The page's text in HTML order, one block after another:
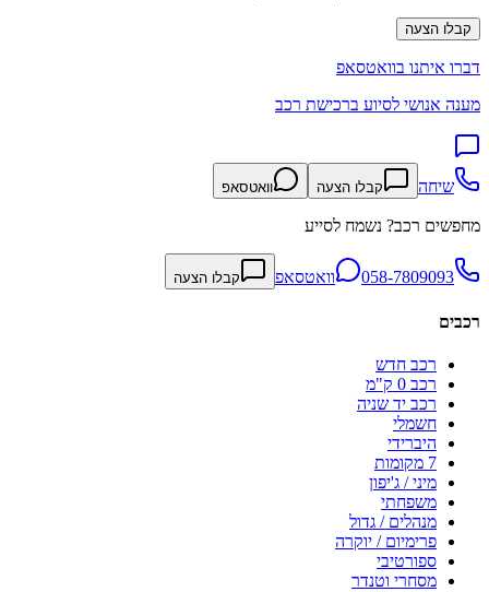
קבלו הצעה
דברו איתנו בוואטסאפ
מענה אנושי לסיוע ברכישת רכב
שיחה קבלו הצעה וואטסאפ
מחפשים רכב? נשמח לסייע
058-7809093 וואטסאפ קבלו הצעה
רכבים
רכב חדש
רכב 0 ק"מ
רכב יד שניה
חשמלי
היברידי
7 מקומות
מיני / ג'יפון
משפחתי
מנהלים / גדול
פרימיום / יוקרה
ספורטיבי
מסחרי וטנדר